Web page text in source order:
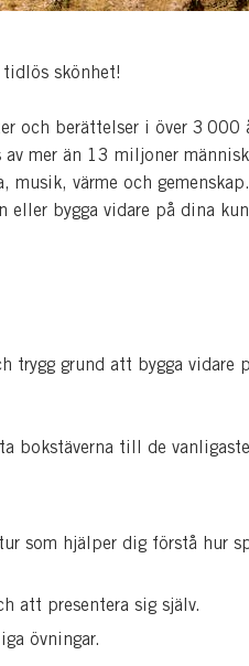
skönhet!
och berättelser i över 3 000
mer än 13 miljoner
värme och gemenskap.
bygga vidare på dina
trygg grund att bygga vidare
bokstäverna till de
som hjälper dig förstå hur
att presentera sig själv.
övningar.